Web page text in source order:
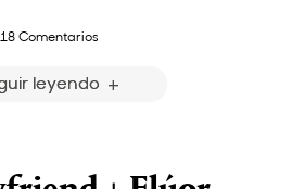
18 Comentarios
leyendo